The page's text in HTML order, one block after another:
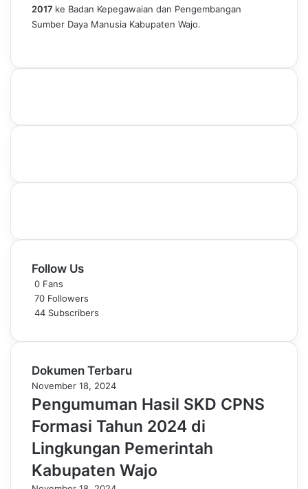
2017 ke Badan Kepegawaian dan Pengembangan
Sumber Daya Manusia Kabupaten Wajo.
Follow Us
0 Fans
70 Followers
44 Subscribers
Dokumen Terbaru
November 18, 2024
Pengumuman Hasil SKD CPNS
Formasi Tahun 2024 di
Lingkungan Pemerintah
Kabupaten Wajo